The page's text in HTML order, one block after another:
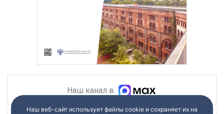
Наш канал в
Наш веб-сайт использует файлы cookie и сохраняет их на